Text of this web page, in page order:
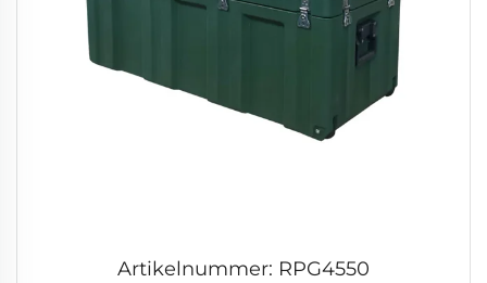
Artikelnummer: RPG4550